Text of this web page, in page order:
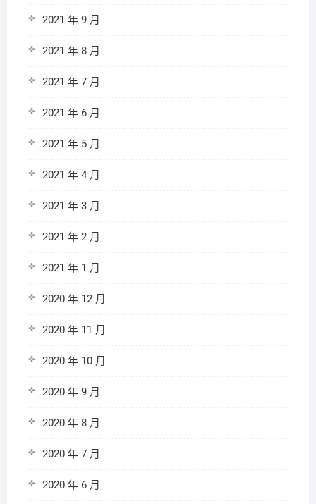
2021 年 9 月
2021 年 8 月
2021 年 7 月
2021 年 6 月
2021 年 5 月
2021 年 4 月
2021 年 3 月
2021 年 2 月
2021 年 1 月
2020 年 12 月
2020 年 11 月
2020 年 10 月
2020 年 9 月
2020 年 8 月
2020 年 7 月
2020 年 6 月